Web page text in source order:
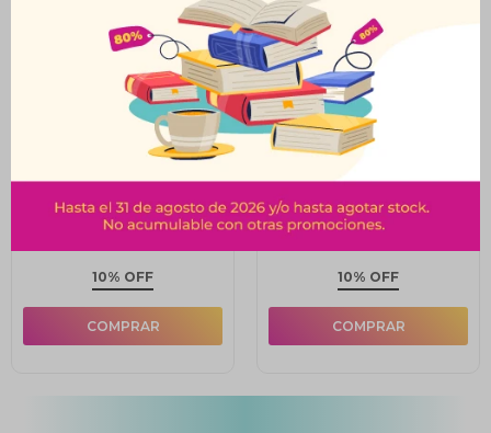
Marcadores Pastel x10
Filgo
10% OFF
Marcadores Gruesos
Teoría+ x6 Colores
10% OFF